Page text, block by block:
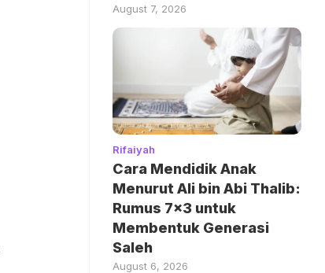
August 7, 2026
Rifaiyah
Cara Mendidik Anak
Menurut Ali bin Abi Thalib:
Rumus 7×3 untuk
Membentuk Generasi
Saleh
August 6, 2026